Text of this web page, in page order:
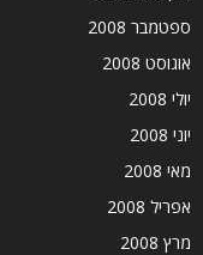
ספטמבר 2008
אוגוסט 2008
יולי 2008
יוני 2008
מאי 2008
אפריל 2008
מרץ 2008